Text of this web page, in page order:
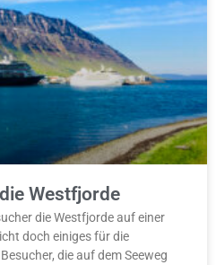
Westfjorde
die Westfjorde auf einer
doch einiges für die
die auf dem Seeweg